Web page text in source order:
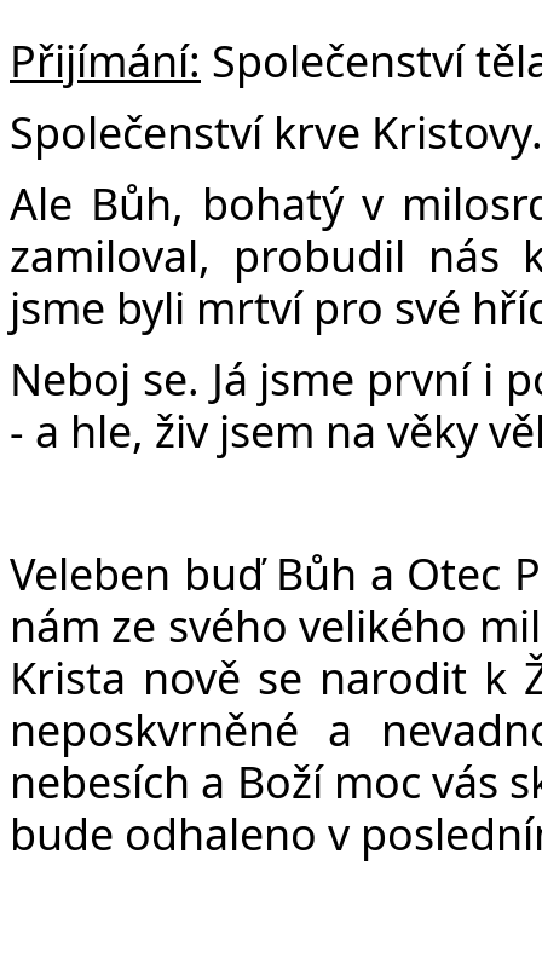
Přijímání: Společenství
Společenství krve Kristovy.
Ale Bůh, bohatý v
zamiloval, probudil nás
jsme byli mrtví pro své
Neboj se. Já jsme první i
- a hle, živ jsem na věky
Veleben buď Bůh a Otec
nám ze svého velikého
Krista nově se narodit k
neposkvrněné a
nebesích a Boží moc vás
bude odhaleno v